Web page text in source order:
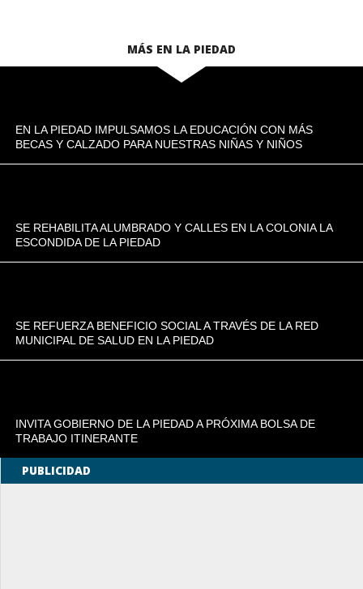
MÁS EN LA PIEDAD
EN LA PIEDAD IMPULSAMOS LA EDUCACIÓN CON MÁS
BECAS Y CALZADO PARA NUESTRAS NIÑAS Y NIÑOS
SE REHABILITA ALUMBRADO Y CALLES EN LA COLONIA LA
ESCONDIDA DE LA PIEDAD
SE REFUERZA BENEFICIO SOCIAL A TRAVÉS DE LA RED
MUNICIPAL DE SALUD EN LA PIEDAD
INVITA GOBIERNO DE LA PIEDAD A PRÓXIMA BOLSA DE
TRABAJO ITINERANTE
PUBLICIDAD